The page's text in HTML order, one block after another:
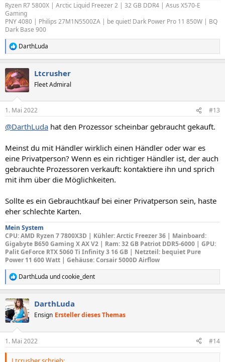
Ryzen R7 5800X | Arctic Liquid Freezer 2 | 32 GB DDR4 | Asus X570-E
Gaming
PNY 4080 | Philips 27M1N5500ZA | be quiet! Dark Power Pro 11 850W | BQ
Dark Base 900
R
e
k
t
i
e
:
DarthLuda
Ltcrusher
Fleet Admiral
1. Mai 2022 #13
@DarthLuda hat den Prozessor scheinbar gebraucht gekauft.
Meinst du mit Händler wirklich einen Händler oder war es
eine Privatperson? Wenn es ein richtiger Händler ist, der auch
gebrauchte Prozessoren verkauft: kontaktiere ihn und sprich
mit ihm über die Möglichkeiten.
Sollte es ein Gebrauchtkauf bei einer Privatperson sein, haste
eher schlechte Karten.
Mein System
CPU: AMD Ryzen 7 7800X3D | Kühler: Arctic Freezer 36 | Mainboard:
Gigabyte B650 Gaming X AX V2 | Ram: 32 GB Patriot DDR5-6000 | GPU:
Palit GeForce RTX 5060 Ti Infinity 3 16 GB | Netzteil: bequiet Pure
Power 11 600 Watt | Gehäuse: Corsair 5000D Airflow
R
e
k
t
i
e
n
DarthLuda undcookie_dent
DarthLuda
Ensign Ersteller dieses Themas
1. Mai 2022 #14